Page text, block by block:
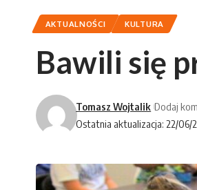
AKTUALNOŚCI KULTURA
Bawili się
Ostatnia aktualizacja: 22/06/
Tomasz Wojtalik Dodaj